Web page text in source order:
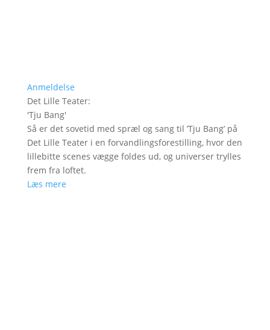
Anmeldelse
Det Lille Teater:
'Tju Bang'
Så er det sovetid med spræl og sang til ’Tju Bang’ på
Det Lille Teater i en forvandlingsforestilling, hvor den
lillebitte scenes vægge foldes ud, og universer trylles
frem fra loftet.
Læs mere